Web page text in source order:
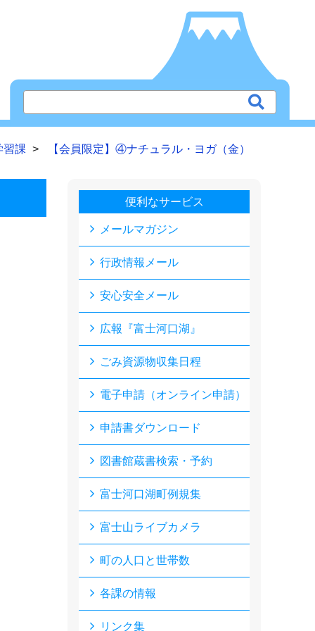
習課 【会員限定】④ナチュラル・ヨガ（金）
便利なサービス
メールマガジン
行政情報メール
安心安全メール
広報『富士河口湖』
ごみ資源物収集日程
電子申請（オンライン申請）
申請書ダウンロード
図書館蔵書検索・予約
富士河口湖町例規集
富士山ライブカメラ
町の人口と世帯数
各課の情報
リンク集